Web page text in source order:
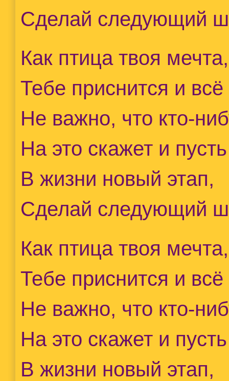
Сделай следующий
Как птица твоя мечта,
Тебе приснится и
Не важно, что кто-
На это скажет и
В жизни новый этап,
Сделай следующий
Как птица твоя мечта,
Тебе приснится и
Не важно, что кто-
На это скажет и
В жизни новый этап,